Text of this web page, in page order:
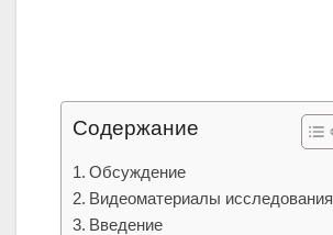
Содержание
Обсуждение
Видеоматериалы исследования
Введение